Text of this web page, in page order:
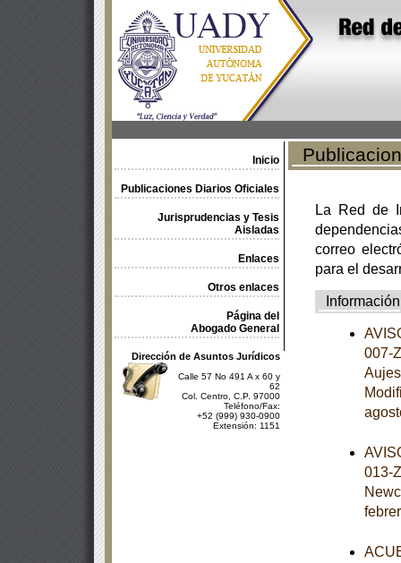
Inicio
Publicaciones Diarios Oficiales
Jurisprudencias y Tesis
Aisladas
Enlaces
Otros enlaces
Página del
Abogado General
Dirección de Asuntos Jurídicos
Calle 57 No 491 A x 60 y
62
Col. Centro, C.P. 97000
Teléfono/Fax:
+52 (999) 930-0900
Extensión: 1151
La Red de
correo
para el
Información
007-
013-